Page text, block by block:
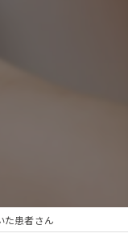
た患者さん